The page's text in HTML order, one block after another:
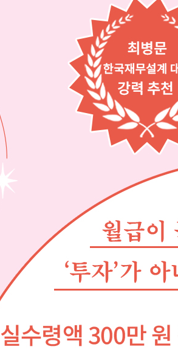
상식 관리] 부담이 적은 3통장 시스템 구축
실전 연습] 쪼갠 통장에 자금 분배하기
3. 2단계: 생활비 최적화하기
얼마를 저축해야 할까?
아끼지 말고 똑똑하게 아끼자
상식] 연말정산 완전 정복: 신용카드와 체
실전 연습] 재무상태표로 내 자산과 부채 한
4. 3단계: 보험 들기
원으로 충분한 보험 전략
년생 보험, 이 2가지면 충분하다
실전 연습] 보험 최적화로 순자산 늘리기
5. 4단계: 비상금 모으기
닌 필수인 이유
전 운용 가이드
상식 비상금] 상품 선택 가이드: CMA vs.
실전 연습] 비상금을 모으는 단계별 전략
6. 5단계: 대출 활용하기
환보다 먼저 해야 할 것들
있는데 투자해도 될까?